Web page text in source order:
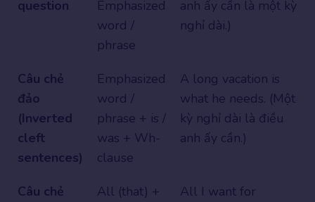
question
Emphasized
word /
phrase
anh ấy cần là một kỳ
nghỉ dài.)
Câu chẻ
đảo
(Inverted
cleft
sentences)
Emphasized
word /
phrase + is /
was + Wh-
clause
A long vacation is
what he needs. (Một
kỳ nghỉ dài là điều
anh ấy cần.)
Câu chẻ
All (that) +
All I want for